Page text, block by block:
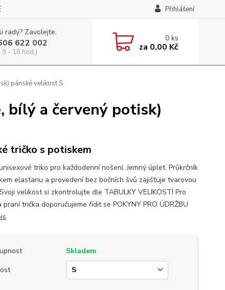
Přihlášení
rady? Zavolejte.
622 002
9 - 18 hod.)
0ks
za 0,00 Kč
pánské velikost S
bílý a červený potisk)
tričko s potiskem
triko pro každodenní nošení. Jemný úplet. Průkrčník
elastanu a provedení bez bočních švů zajišťuje tvarovou
velikost si zkontrolujte dle TABULKY VELIKOSTÍ Pro
praní trička doporučujeme řídit se POKYNY PRO ÚDRŽBU
Skladem